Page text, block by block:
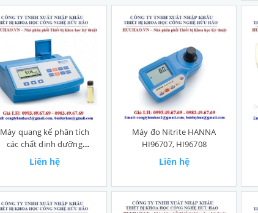
Máy quang kế phân tích
các chất dinh dưỡng
Hanna HI83215-02
Liên hệ
Máy đo Nitrite HANNA
HI96707, HI96708
Liên hệ